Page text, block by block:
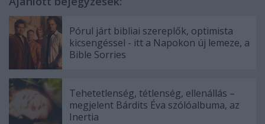
Pórul járt bibliai szereplők, optimista
kicsengéssel - itt a Napokon új lemeze, a
Bible Sorries
Tehetetlenség, tétlenség, ellenállás –
megjelent Bárdits Éva szólóalbuma, az
Inertia